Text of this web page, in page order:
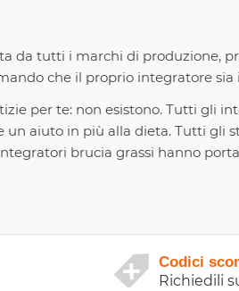
da tutti i marchi di produzione,
che il proprio integratore
per te: non esistono. Tutti gli
un aiuto in più alla dieta. Tutti
brucia grassi hanno
Codici
Richiedili